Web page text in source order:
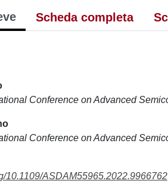
Scheda completa
Conference on Advanced
Conference on Advanced
10.1109/ASDAM55965.2022.9966762